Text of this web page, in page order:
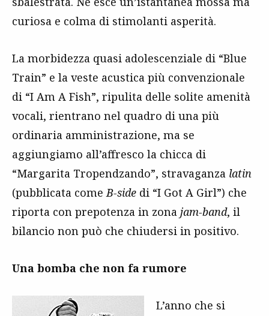
curiosa e colma di stimolanti asperità.
La morbidezza quasi adolescenziale di “Blue
Train” e la veste acustica più convenzionale
di “I Am A Fish”, ripulita delle solite amenità
vocali, rientrano nel quadro di una più
ordinaria amministrazione, ma se
aggiungiamo all’affresco la chicca di
“Margarita Tropendzando”, stravaganza latin
(pubblicata come B-side di “I Got A Girl”) che
riporta con prepotenza in zona jam-band, il
bilancio non può che chiudersi in positivo.
Una bomba che non fa rumore
L’anno che si